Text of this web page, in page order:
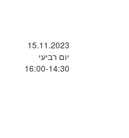
15.11.2023
יום רביעי
16:00-14:30